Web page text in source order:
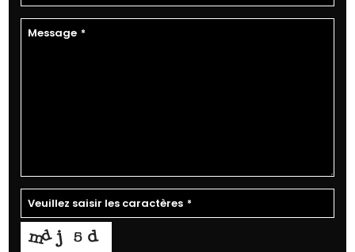
Message *
Veuillez saisir les caractères *